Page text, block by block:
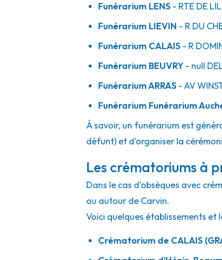
Funérarium LENS - RTE DE
Funérarium LIEVIN - R DU
Funérarium CALAIS - R
Funérarium BEUVRY - null
FunérariumARRAS - AV
Funérarium Funérarium
À savoir, un funérarium est
défunt) et d'organiser la
Les crématoriums à
Dans le cas d'obsèques avec
ou autour de Carvin.
Voici quelques établissements et
Crématorium de CALAIS